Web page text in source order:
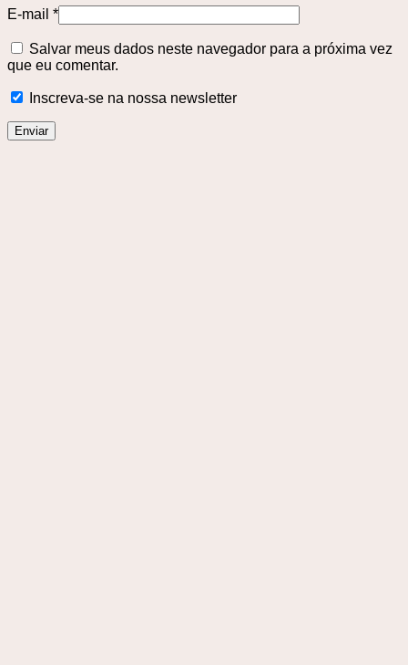
E-mail *
Salvar meus dados neste navegador para a próxima vez
que eu comentar.
Inscreva-se na nossa newsletter